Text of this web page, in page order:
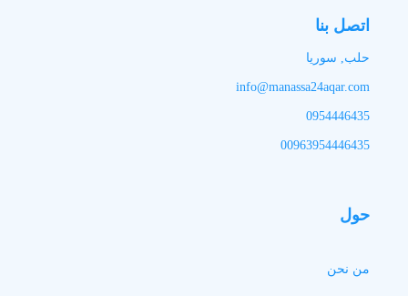
اتصل بنا
حلب, سوريا
info@manassa24aqar.com
0954446435
00963954446435
حول
من نحن